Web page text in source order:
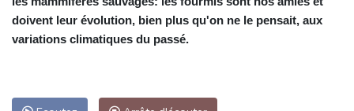
doivent leur évolution, bien plus qu'on ne le pensait, aux
variations climatiques du passé.